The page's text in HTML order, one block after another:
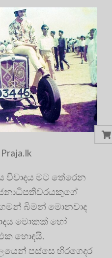
මට තේරෙන
ගමන් බිමන් මොනවාද
මොකක් හෝ
හොඳයි.
පස්සෙ හිරගෙදර